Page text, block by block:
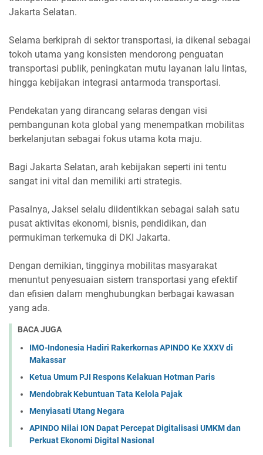
Jakarta Selatan.
Selama berkiprah di sektor transportasi, ia dikenal sebagai
tokoh utama yang konsisten mendorong penguatan
transportasi publik, peningkatan mutu layanan lalu lintas,
hingga kebijakan integrasi antarmoda transportasi.
Pendekatan yang dirancang selaras dengan visi
pembangunan kota global yang menempatkan mobilitas
berkelanjutan sebagai fokus utama kota maju.
Bagi Jakarta Selatan, arah kebijakan seperti ini tentu
sangat ini vital dan memiliki arti strategis.
Pasalnya, Jaksel selalu diidentikkan sebagai salah satu
pusat aktivitas ekonomi, bisnis, pendidikan, dan
permukiman terkemuka di DKI Jakarta.
Dengan demikian, tingginya mobilitas masyarakat
menuntut penyesuaian sistem transportasi yang efektif
dan efisien dalam menghubungkan berbagai kawasan
yang ada.
BACA JUGA
IMO-Indonesia Hadiri Rakerkornas APINDO Ke XXXV di
Makassar
Ketua Umum PJI Respons Kelakuan Hotman Paris
Mendobrak Kebuntuan Tata Kelola Pajak
Menyiasati Utang Negara
APINDO Nilai ION Dapat Percepat Digitalisasi UMKM dan
Perkuat Ekonomi Digital Nasional